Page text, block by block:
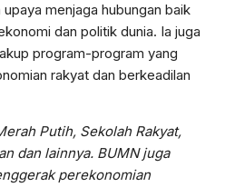
menjaga hubungan baik
dan politik dunia. Ia juga
program-program yang
rakyat dan berkeadilan
Putih, Sekolah Rakyat,
dan lainnya. BUMN juga
perekonomian